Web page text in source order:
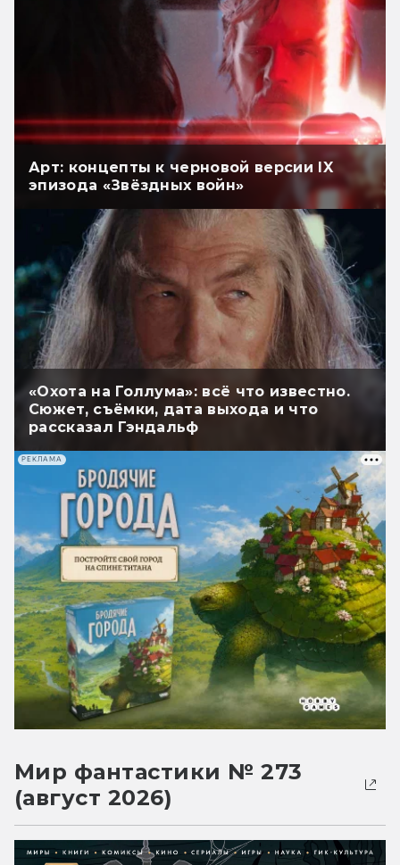
Арт: концепты к черновой версии IX
эпизода «Звёздных войн»
«Охота на Голлума»: всё что известно.
Сюжет, съёмки, дата выхода и что
рассказал Гэндальф
РЕКЛАМА
Мир фантастики № 273
(август 2026)